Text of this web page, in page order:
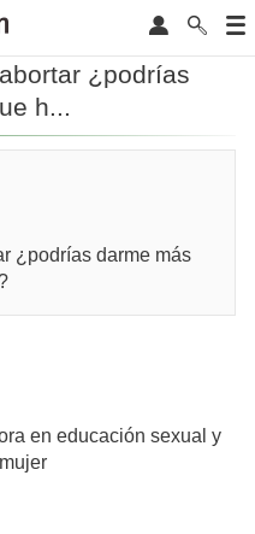
¿podrías
h...
¿podrías darme más
en educación sexual y